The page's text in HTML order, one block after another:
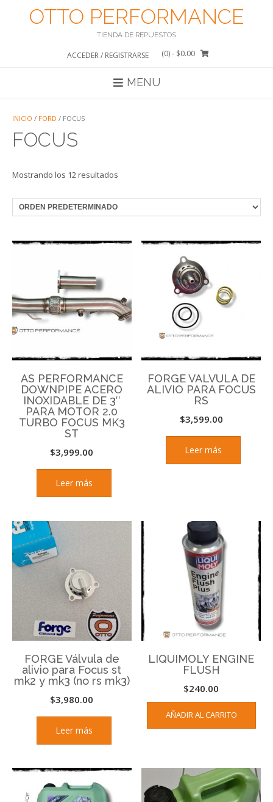
OTTO PERFORMANCE
TIENDA DE REPUESTOS
ACCEDER / REGISTRARSE (0)- $0.00
MENU
INICIO / FORD / FOCUS
FOCUS
Mostrando los 12 resultados
AS PERFORMANCE
DOWNPIPE ACERO
INOXIDABLE DE 3″
PARA MOTOR 2.0
TURBO FOCUS MK3
ST
$3,999.00
Leer más
FORGE VALVULA DE
ALIVIO PARA FOCUS
RS
$3,599.00
Leer más
FORGE Válvula de
alivio para Focus st
mk2 y mk3 (no rs mk3)
$3,980.00
Leer más
LIQUIMOLY ENGINE
FLUSH
$240.00
AÑADIR AL CARRITO